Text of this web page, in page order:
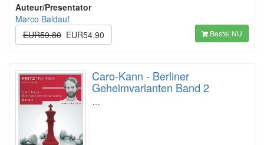
Auteur/Presentator
Marco Baldauf
EUR59.80 EUR54.90 Bestel NU
Caro-Kann - Berliner
Geheimvarianten Band 2
…